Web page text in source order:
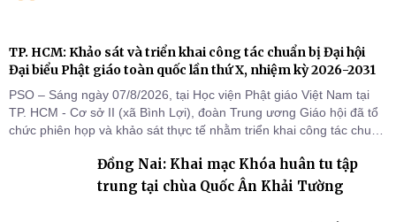
TP. HCM: Khảo sát và triển khai công tác chuẩn bị Đại hội
Đại biểu Phật giáo toàn quốc lần thứ X, nhiệm kỳ 2026-2031
PSO – Sáng ngày 07/8/2026, tại Học viện Phật giáo Việt Nam tại
TP. HCM - Cơ sở II (xã Bình Lợi), đoàn Trung ương Giáo hội đã tổ
chức phiên họp và khảo sát thực tế nhằm triển khai công tác chuẩn
Đồng Nai: Khai mạc Khóa huân tu tập
trung tại chùa Quốc Ân Khải Tường